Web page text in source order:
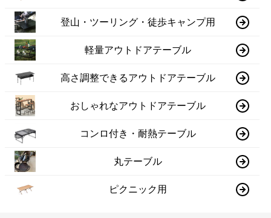
登山・ツーリング・徒歩キャンプ用
軽量アウトドアテーブル
高さ調整できるアウトドアテーブル
おしゃれなアウトドアテーブル
コンロ付き・耐熱テーブル
丸テーブル
ピクニック用